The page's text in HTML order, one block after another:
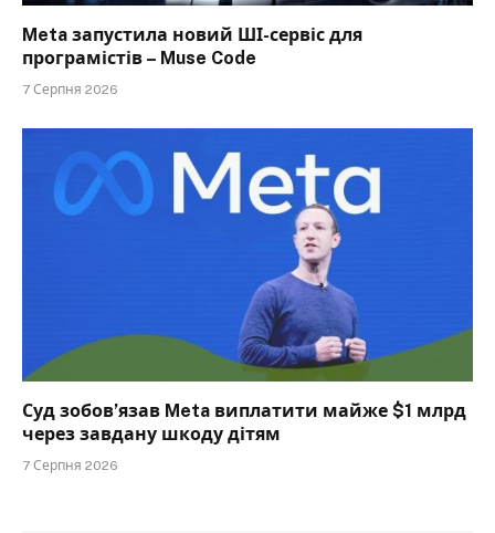
Meta запустила новий ШІ-сервіс для
програмістів – Muse Code
7 Серпня 2026
Суд зобов’язав Meta виплатити майже $1 млрд
через завдану шкоду дітям
7 Серпня 2026